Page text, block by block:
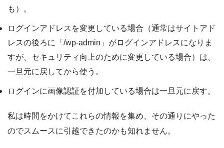
も）。
ログインアドレスを変更している場合（通常はサイトアド
レスの後ろに「/wp-admin」がログインアドレスになりま
すが、セキュリティ向上のために変更している場合）は、
一旦元に戻してから使う。
ログインに画像認証を付加している場合は一旦元に戻す。
私は時間をかけてこれらの情報を集め、その通りにやった
のでスムースに引越できたのかも知れません。